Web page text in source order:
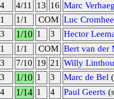
4 4/11 13 16 Marc
1 1/1 COM Luc
3 1/10 1 3 Hector
1 1/1 COM Bert van der
3 7/10 19 21 Willy
3 1/10 1 3 Marc de Bel
4 1/14 1 4 Paul Geerts